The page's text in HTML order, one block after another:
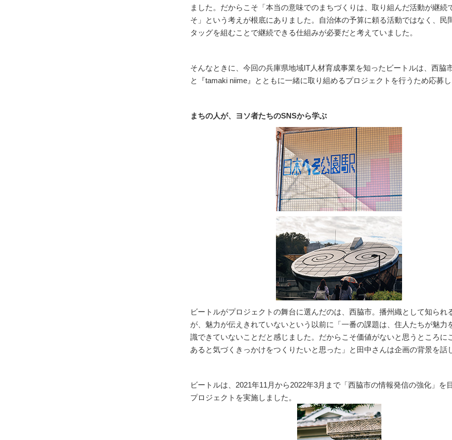
ました。だからこそ「本当の意味でのまちづくりは、取り組んだ活動が継続
そ」という考えが根底にありました。自治体の予算に頼る活動ではなく、民
タッグを組むことで継続できる仕組みが必要だと考えていました。
そんなときに、今回の兵庫県地域IT人材育成事業を知ったビートルは、西脇
と『tamaki niime』とともに一緒に取り組めるプロジェクトを行うため応募し
まちの人が、ヨソ者たちのSNSから学ぶ
ビートルがプロジェクトの舞台に選んだのは、西脇市。播州織として知られ
が、魅力が伝えきれていないという以前に「一番の課題は、住人たちが魅力
識できていないことだと感じました。だからこそ価値がないと思うところに
あると気づくきっかけをつくりたいと思った」と田中さんは企画の背景を話
ビートルは、2021年11月から2022年3月まで「西脇市の情報発信の強化」を
プロジェクトを実施しました。